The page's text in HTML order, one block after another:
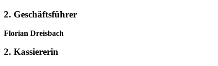
2. Geschäftsführer
Florian Dreisbach
2. Kassiererin